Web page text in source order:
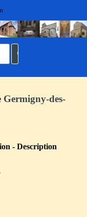
Germigny-des-
- Description